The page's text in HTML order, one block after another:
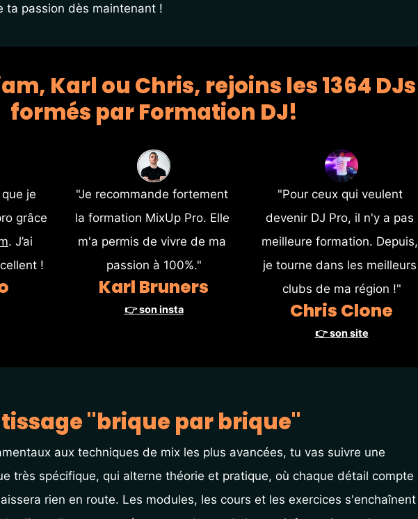
ta passion dès maintenant !
Karl ou Chris, rejoins les 1364 DJs
formés par Formation DJ!
je
grâce
. J’ai
!
Karl Bruners
👉 son insta
"Je recommande fortement
la formation MixUp Pro. Elle
m'a permis de vivre de ma
passion à 100%."
Chris Clone
👉 son site
"Pour ceux qui veulent
devenir DJ Pro, il n'y a pas
meilleure formation. Depuis,
je tourne dans les meilleurs
clubs de ma région !"
"brique par brique"
aux techniques de mix les plus avancées, tu vas suivre une
très spécifique, qui alterne théorie et pratique, où chaque détail compte
rien en route. Les modules, les cours et les exercices s'enchaînent